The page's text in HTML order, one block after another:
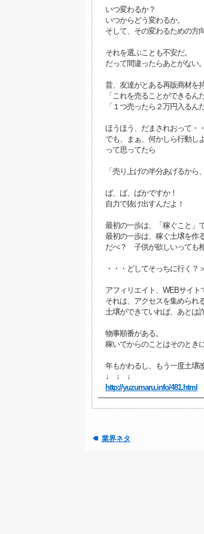
いつ変わるか？
いつからどう変わるか。
そして、その変わるための方
それを選ぶことも不安だ。
だって間違ったらあとがない。
昔、友達がとある再販商材を持
「これを売ることができるんだ
「１つ売ったら２万円入るんだ
ほうほう、だまされおって・
でも、まぁ、何かしら行動し
って思ってたら
「売り上げの半分あげるから
ば、ば、ばかですか！
自力で抜け出すんだよ！
最初の一歩は、「稼ぐこと」
最初の一歩は、稼ぐ土壌を作る
だべ？ 子供が欲しいっても相
・・・どしてそっちに行く？
アフィリエイト、WEBサイト
それは、アクセスを集められ
土壌ができていれば、あとは
物事順番がある。
稼いでからのことはそのとき
年もかわるし、もう一度土壌
↓ ↓ ↓
http://yuzumaru.info/481.html
業界ネタ